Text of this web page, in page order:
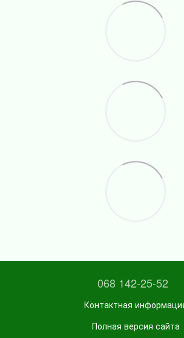
068 142-25-52
Контактная
Полная версия сайта